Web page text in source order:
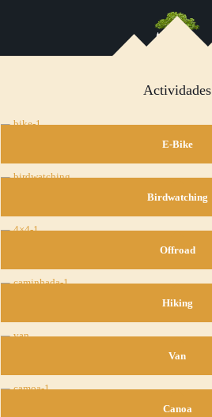
Actividades
E-Bike
Birdwatching
Offroad
Hiking
Van
Canoa